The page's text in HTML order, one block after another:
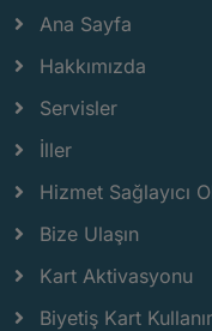
Ana Sayfa
Hakkımızda
Servisler
İller
Hizmet Sağlayıcı
Bize Ulaşın
Kart Aktivasyonu
Biyetiş Kart